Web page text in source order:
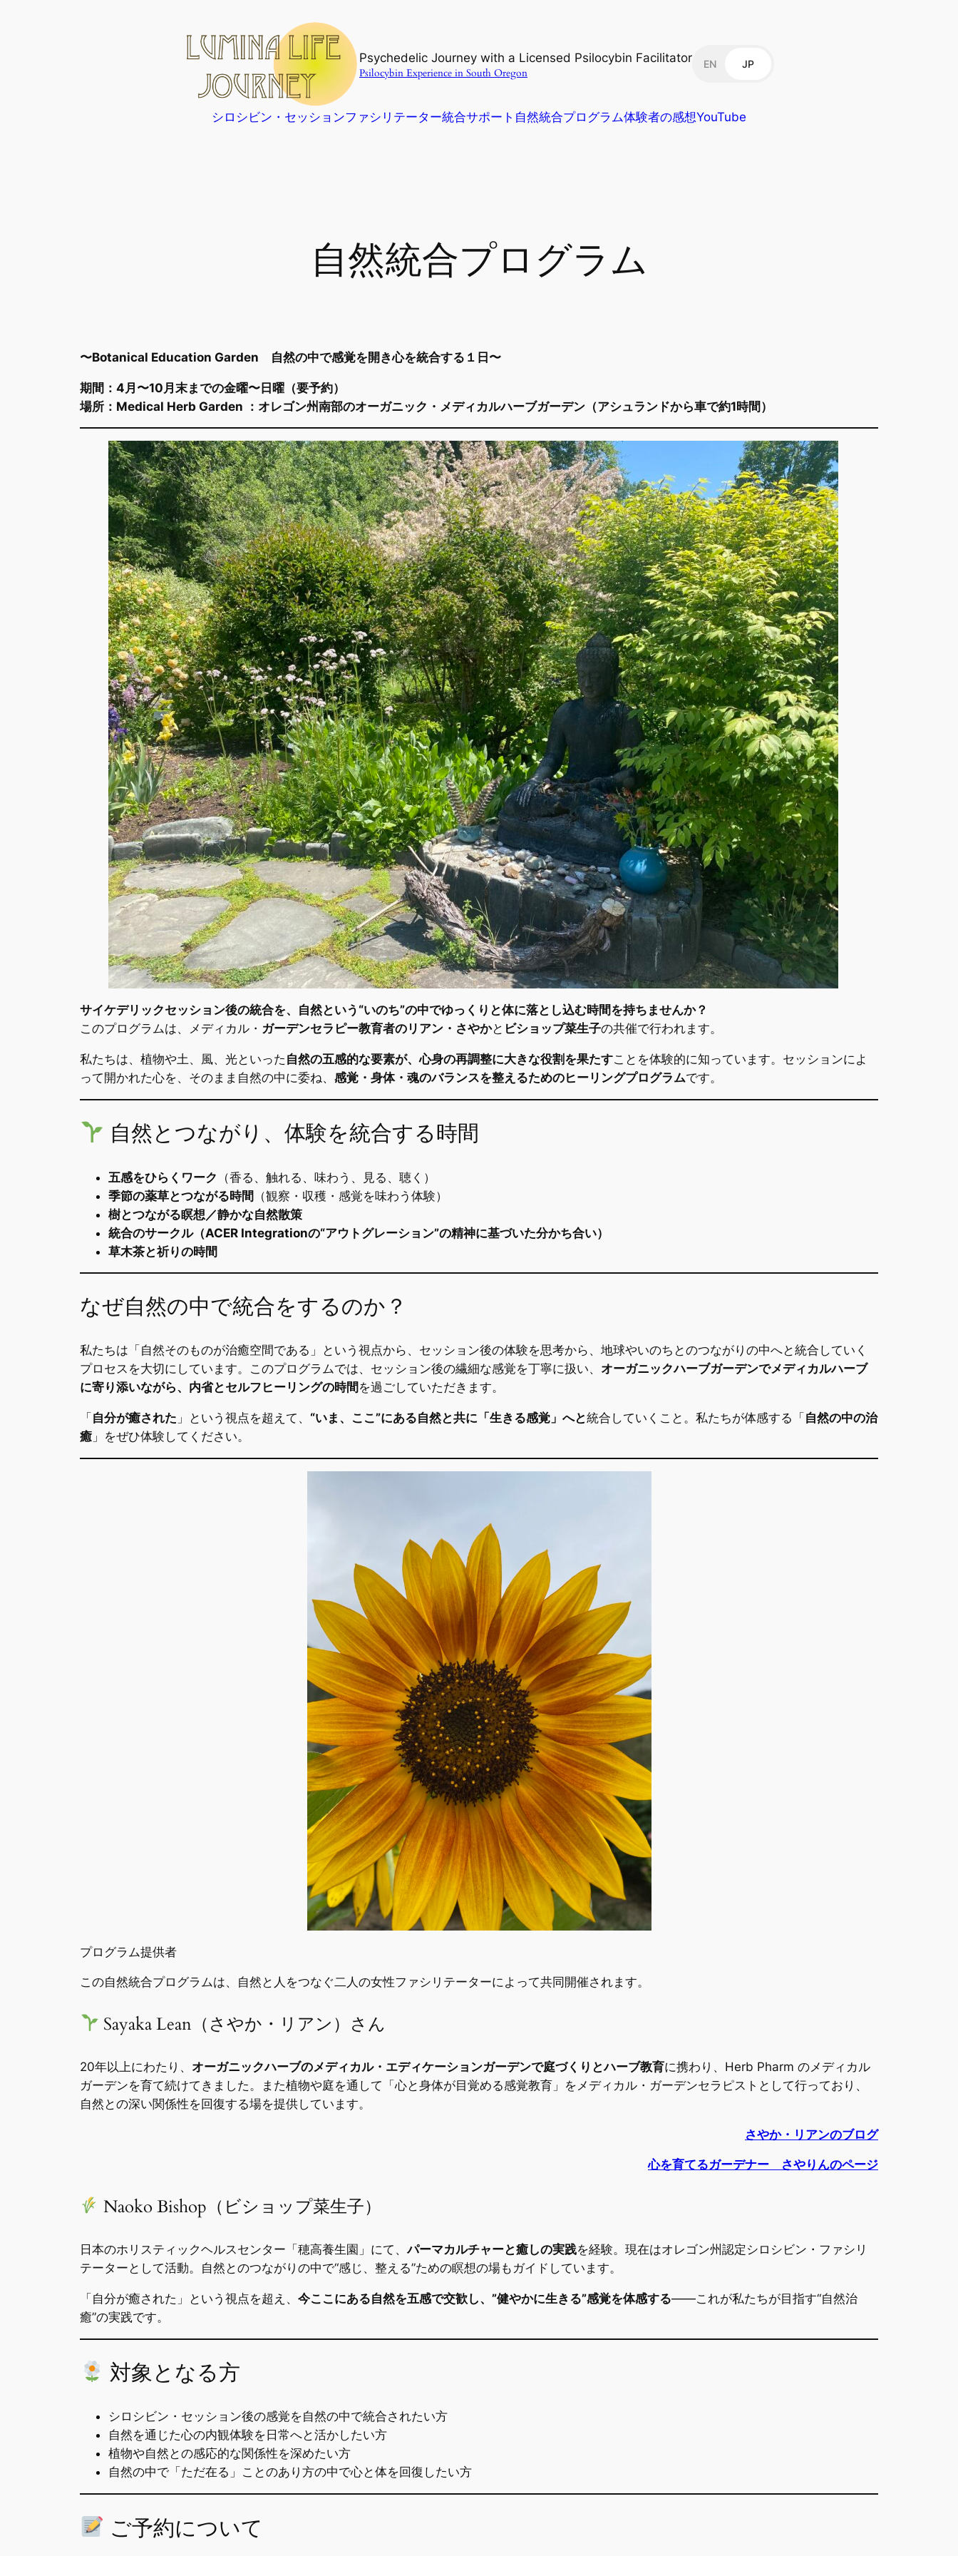
Psychedelic Journey with a Licensed Psilocybin Facilitator
Psilocybin Experience in South Oregon
EN JP
シロシビン・セッションファシリテーター統合サポート 自然統合プログラム体験者の感想YouTube
自然統合プログラム
〜Botanical Education Garden 自然の中で感覚を開き心を統合する１日〜
期間：4月〜10月末までの金曜〜日曜（要予約）
場所：Medical Herb Garden ：オレゴン州南部のオーガニック・メディカルハーブガーデン（アシュランドから車で約1時間）
サイケデリックセッション後の統合を、自然という“いのち”の中でゆっくりと体に落とし込む時間を持ちませんか？
このプログラムは、メディカル・ ガーデンセラピー教育者のリアン・さやかと ビショップ菜生子の共催で行われます。
私たちは、植物や土、風、光といった 自然の五感的な要素が、心身の再調整に大きな役割を果たすことを体験的に知っています。セッションによ
って開かれた心を、そのまま自然の中に委ね、 感覚・身体・魂のバランスを整えるためのヒーリングプログラムです。
自然とつながり、体験を統合する時間
五感をひらくワーク （香る、触れる、味わう、見る、聴く）
季節の薬草とつながる時間 （観察・収穫・感覚を味わう体験）
樹とつながる瞑想／静かな自然散策
統合のサークル（ACER Integrationの“アウトグレーション”の精神に基づいた分かち合い）
草木茶と祈りの時間
なぜ自然の中で統合をするのか？
私たちは「自然そのものが治癒空間である」という視点から、セッション後の体験を思考から、地球やいのちとのつながりの中へと統合していく
プロセスを大切にしています。このプログラムでは、セッション後の繊細な感覚を丁寧に扱い、 オーガニックハーブガーデンでメディカルハーブ
に寄り添いながら、内省とセルフヒーリングの時間 を過ごしていただきます。
「 自分が癒された 」という視点を超えて、 “いま、ここ”にある自然と共に「生きる感覚」へと統合していくこと。私たちが体感する「 自然の中の治
癒 」をぜひ体験してください。
プログラム提供者
この自然統合プログラムは、自然と人をつなぐ二人の女性ファシリテーターによって共同開催されます。
Sayaka Lean（さやか・リアン）さん
20年以上にわたり、 オーガニックハーブのメディカル・エディケーションガーデンで庭づくりとハーブ教育に携わり、Herb Pharm のメディカル
ガーデンを育て続けてきました。また植物や庭を通して「心と身体が目覚める感覚教育」をメディカル・ガーデンセラピストとして行っており、
自然との深い関係性を回復する場を提供しています。
さやか・リアンのブログ
心を育てるガーデナー さやりんのページ
Naoko Bishop（ビショップ菜生子）
日本のホリスティックヘルスセンター「穂高養生園」にて、パーマカルチャーと癒しの実践を経験。現在はオレゴン州認定シロシビン・ファシリ
テーターとして活動。自然とのつながりの中で“感じ、整える”ための瞑想の場もガイドしています。
「自分が癒された」という視点を超え、 今ここにある自然を五感で交歓し、”健やかに生きる”感覚を体感する——これが私たちが目指す“自然治
癒”の実践です。
対象となる方
シロシビン・セッション後の感覚を自然の中で統合されたい方
自然を通じた心の内観体験を日常へと活かしたい方
植物や自然との感応的な関係性を深めたい方
自然の中で「ただ在る」ことのあり方の中で心と体を回復したい方
ご予約について